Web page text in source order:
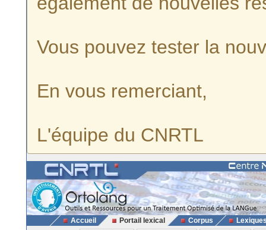
Vous pouvez tester la
En vous remerciant,
L'équipe du CNRTL
Accueil Portail lexical Corpus